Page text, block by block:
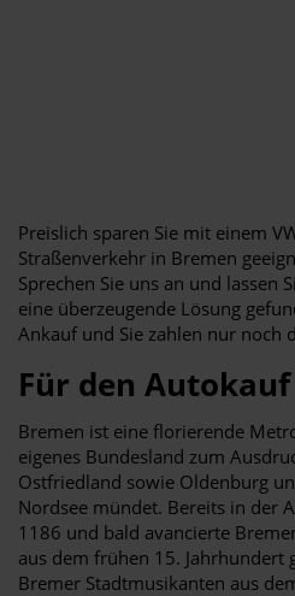
Preislich sparen Sie mit einem
Straßenverkehr in Bremen
Sprechen Sie uns an und lassen
eine überzeugende Lösung
Ankauf und Sie zahlen nur noch
Für den
Bremen ist eine florierende
eigenes Bundesland zum
Ostfriedland sowie Oldenburg
Nordsee mündet. Bereits in der
1186 und bald avancierte
aus dem frühen 15.
Bremer Stadtmusikanten aus